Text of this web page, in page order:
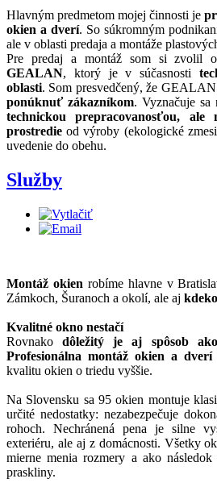
Hlavným predmetom mojej činnosti je
okien a dverí. So súkromným
ale v oblasti predaja a montáže
Pre predaj a montáž som si zvolil
GEALAN, ktorý je v súčasnosti
oblasti. Som presvedčený, že
ponúknuť zákazníkom. Vyznačuje sa
technickou prepracovanosťou,
prostredie od výroby (ekologické
uvedenie do obehu.
Služby
Montáž okien robíme hlavne v
Zámkoch, Šuranoch a okolí, ale aj
Kvalitné okno nestačí
Rovnakodôležitý je aj spôsob
Profesionálna montáž okien a dverí
kvalitu okien o triedu vyššie.
Na Slovensku sa 95 okien montuje
určité nedostatky: nezabezpečuje
rohoch. Nechránená pena je silne
exteriéru, ale aj z domácnosti. Všetky
mierne menia rozmery a ako
praskliny.